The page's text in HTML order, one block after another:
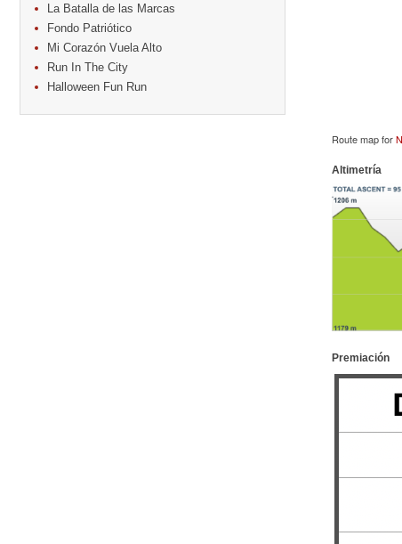
Noviembre
08. Lindora Run
15. Entre Pan y Rosas
Diciembre
12. Media Maratón Puntarenas 2026
La Batalla de las Marcas
Fondo Patriótico
Mi Corazón Vuela Alto
Run In The City
Halloween Fun Run
Route map for
Altimetría
Premiación